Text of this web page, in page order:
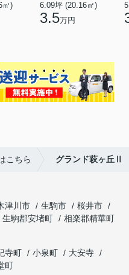
㎡)
6.09坪 (20.16㎡)
3.5万円
こちら グランド萩ヶ丘Ⅱ
津川市 生駒市
桜井市
生駒郡安堵町
相楽郡精華町
寺町 小泉町
大安寺
町